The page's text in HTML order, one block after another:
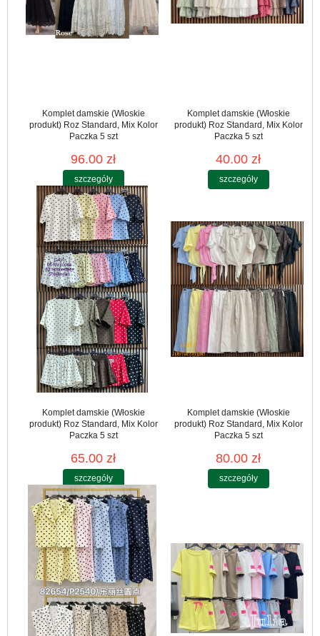
Komplet damskie (Włoskie
produkt) Roz Standard, Mix Kolor
Paczka 5 szt
96.00 zł
szczegóły
Komplet damskie (Włoskie
produkt) Roz Standard, Mix Kolor
Paczka 5 szt
40.00 zł
szczegóły
Komplet damskie (Włoskie
produkt) Roz Standard, Mix Kolor
Paczka 5 szt
65.00 zł
szczegóły
Komplet damskie (Włoskie
produkt) Roz Standard, Mix Kolor
Paczka 5 szt
80.00 zł
szczegóły